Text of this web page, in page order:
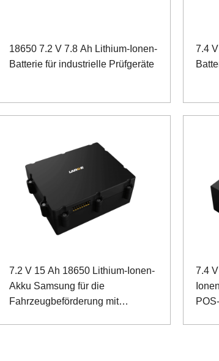
18650 7.2 V 7.8 Ah Lithium-Ionen-
Batterie für industrielle Prüfgeräte
7.4
7.2 V 15 Ah 18650 Lithium-Ionen-
Akku Samsung für die
Fahrzeugbeförderung mit
7.4